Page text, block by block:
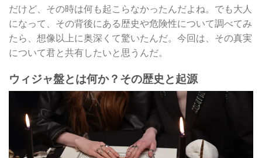
だけど、その時は何も起こらなかったんだよね。でも大人
になって、その背後にある歴史や危険性について調べてみ
たら、想像以上に奥深くて驚いたんだ。今回は、その真実
について君と共有したいと思うんだ。
ウィジャ盤とは何か？その歴史と起源